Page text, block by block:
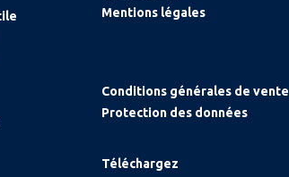
Mentions légales
Conditions générales de vente
Protection des données
Téléchargez